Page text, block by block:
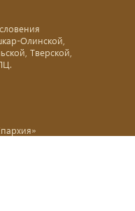
Олинской,
Тверской,